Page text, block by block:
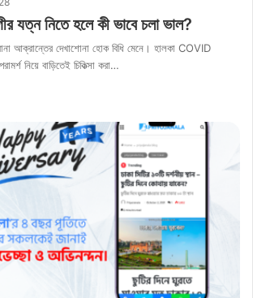
যত্ন নিতে হলে কী ভাবে চলা ভাল?
আক্রান্তের দেখাশোনা হোক বিধি মেনে। হালকা COVID
নিয়ে বাড়িতেই চিকিত্সা করা…